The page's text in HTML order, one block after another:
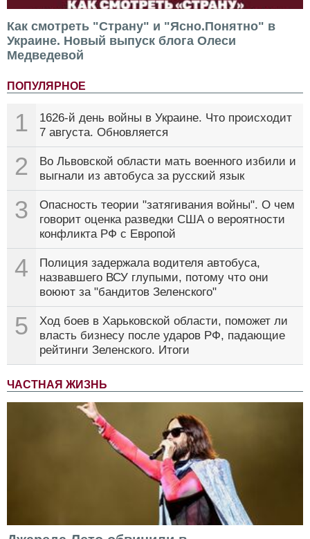
Как смотреть "Страну" и "Ясно.Понятно" в
Украине. Новый выпуск блога Олеси
Медведевой
ПОПУЛЯРНОЕ
1
1626-й день войны в Украине. Что происходит
7 августа. Обновляется
2
Во Львовской области мать военного избили и
выгнали из автобуса за русский язык
3
Опасность теории "затягивания войны". О чем
говорит оценка разведки США о вероятности
конфликта РФ с Европой
4
Полиция задержала водителя автобуса,
назвавшего ВСУ глупыми, потому что они
воюют за "бандитов Зеленского"
5
Ход боев в Харьковской области, поможет ли
власть бизнесу после ударов РФ, падающие
рейтинги Зеленского. Итоги
ЧАСТНАЯ ЖИЗНЬ